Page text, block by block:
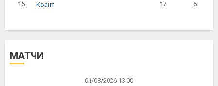
16 Квант 17 6
МАТЧИ
01/08/2026 13:00